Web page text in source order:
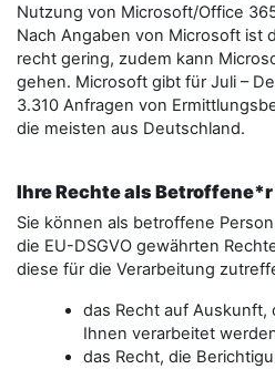
Nutzung von Microsoft/Office
Nach Angaben von Microsoft ist
recht gering, zudem kann
gehen. Microsoft gibt für Juli –
3.310 Anfragen von
die meisten aus Deutschland.
Ihre Rechte als Betroffene*r
Sie können als betroffene
die EU-DSGVO gewährten
diese für die Verarbeitung
das Recht auf
Ihnen verarbeitet
das Recht, die